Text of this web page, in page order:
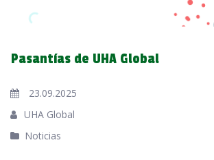
Pasantías de UHA Global
23.09.2025
UHA Global
Noticias